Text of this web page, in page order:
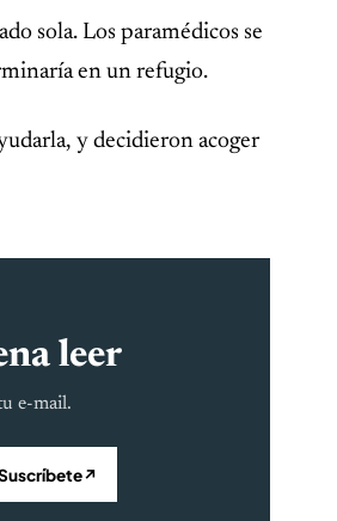
sola. Los paramédicos se
en un refugio.
y decidieron acoger
leer
e-mail.
↗